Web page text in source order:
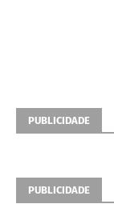
PUBLICIDADE
PUBLICIDADE